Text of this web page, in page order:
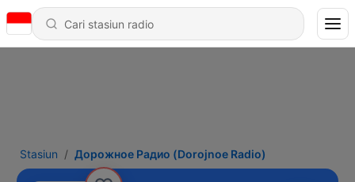
Stasiun Дорожное Радио (Dorojnoe Radio)